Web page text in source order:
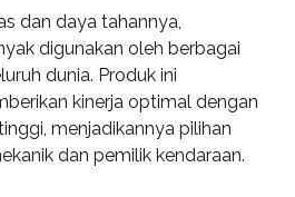
dan daya tahannya,
digunakan oleh berbagai
dunia. Produk ini
kinerja optimal dengan
menjadikannya pilihan
dan pemilik kendaraan.